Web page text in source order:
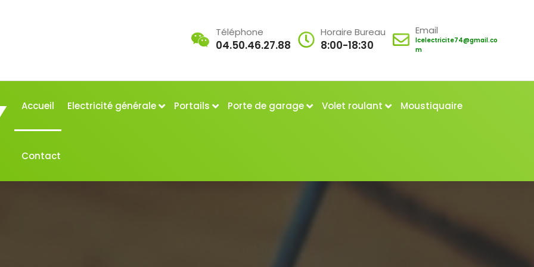
Téléphone
04.50.46.27.88
Horaire Bureau
8:00-18:30
Email
lcelectricite74@gmail.co
m
Accueil Electricité générale Portails Porte de garage Volet roulant Moustiquaire
Contact